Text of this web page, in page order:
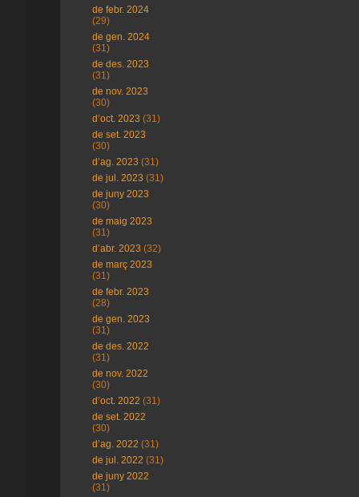
de febr. 2024
(29)
de gen. 2024
(31)
de des. 2023
(31)
de nov. 2023
(30)
d’oct. 2023 (31)
de set. 2023
(30)
d’ag. 2023 (31)
de jul. 2023 (31)
de juny 2023
(30)
de maig 2023
(31)
d’abr. 2023 (32)
de març 2023
(31)
de febr. 2023
(28)
de gen. 2023
(31)
de des. 2022
(31)
de nov. 2022
(30)
d’oct. 2022 (31)
de set. 2022
(30)
d’ag. 2022 (31)
de jul. 2022 (31)
de juny 2022
(31)